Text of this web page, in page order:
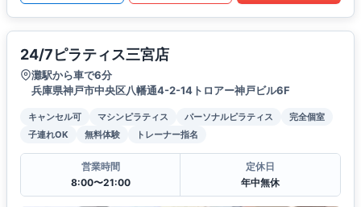
24/7ピラティス三宮店
灘駅から車で6分
兵庫県神戸市中央区八幡通4-2-14トロアー神戸ビル6F
キャンセル可 マシンピラティス パーソナルピラティス
完全個室
子連れOK
無料体験 トレーナー指名
営業時間
8:00〜21:00
定休日
年中無休